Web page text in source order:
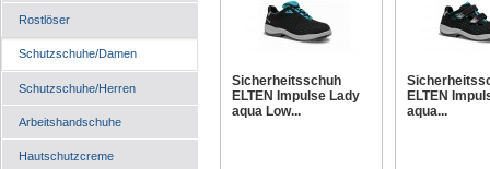
Rostlöser
Schutzschuhe/Damen
Schutzschuhe/Herren
Arbeitshandschuhe
Hautschutzcreme
Sicherheitsschuh
ELTEN Impulse Lady
aqua Low...
ELTEN
aqua...